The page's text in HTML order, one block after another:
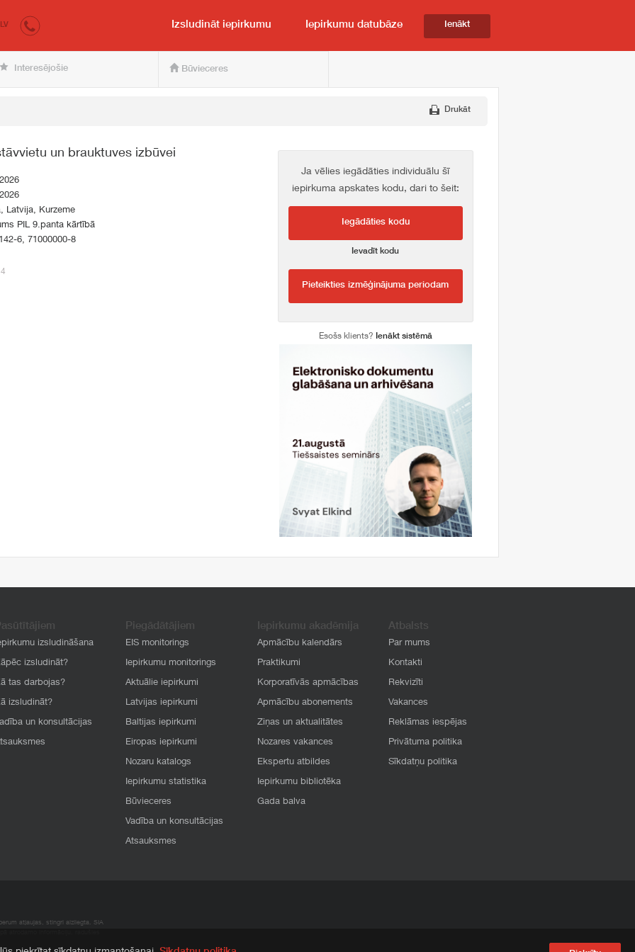
pircējam un pārdevējam
LV Izsludināt iepirkumu Iepirkumu datubāze Ienākt
Interesējošie Būvieceres
Drukāt
un brauktuves izbūvei
Latvija, Kurzeme
PIL 9.panta kārtībā
6, 71000000-8
Ja vēlies iegādāties individuālu šī
iepirkuma apskates kodu, dari to šeit:
Iegādāties kodu
Ievadīt kodu
Pieteikties izmēģinājuma periodam
Esošs klients? Ienākt sistēmā
izsludināšana
izsludināt?
tas darbojas?
izsludināt?
un konsultācijas
Piegādātājiem
EIS monitorings
Iepirkumu monitorings
Aktuālie iepirkumi
Latvijas iepirkumi
Baltijas iepirkumi
Eiropas iepirkumi
Nozaru katalogs
Iepirkumu statistika
Būvieceres
Vadība un konsultācijas
Atsauksmes
Iepirkumu akadēmija
Apmācību kalendārs
Praktikumi
Korporatīvās apmācības
Apmācību abonements
Ziņas un aktualitātes
Nozares vakances
Ekspertu atbildes
Iepirkumu bibliotēka
Gada balva
Atbalsts
Par mums
Kontakti
Rekvizīti
Vakances
Reklāmas iespējas
Privātuma politika
Sīkdatņu politika
atļaujas, stingri aizliegta. SIA